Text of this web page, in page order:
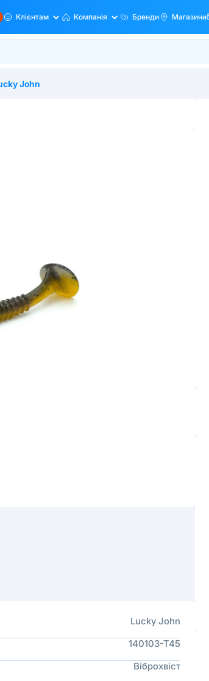
Клієнтам Компанія Бренди Магазини
John
Lucky John
140103-T45
Віброхвіст